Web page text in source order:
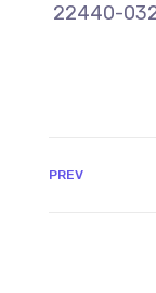
22440-
PREV